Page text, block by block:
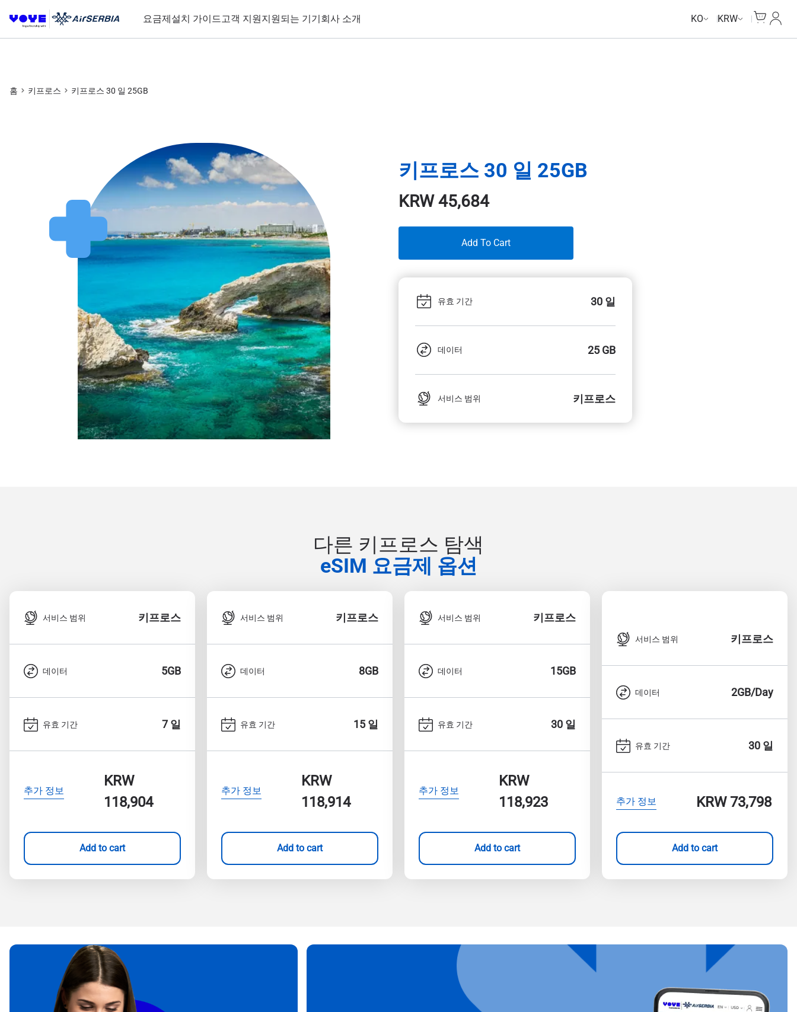
요금제설치 가이드고객 지원지원되는 기기회사 소개 KO KRW
내 계
홈 키프로스 키프로스 30 일 25GB
키프로스 30 일 25GB
KRW45,684
Add To Cart
유효 기간 30 일
데이터 25 GB
서비스 범위 키프로스
다른 키프로스 탐색
eSIM 요금제 옵션
서비스 범위 키프로스
데이터 5GB
유효 기간 7 일
추가 정보
KRW
118,904
Add to cart
서비스 범위 키프로스
데이터 8GB
유효 기간 15 일
추가 정보
KRW
118,914
Add to cart
서비스 범위 키프로스
데이터 15GB
유효 기간 30 일
추가 정보
KRW
118,923
Add to cart
서비스 범위 키프로스
데이터 2GB/Day
유효 기간 30 일
추가 정보 KRW 73,798
Add to cart